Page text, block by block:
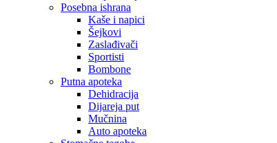
Posebna ishrana
Kaše i napici
Šejkovi
Zaslađivači
Sportisti
Bombone
Putna apoteka
Dehidracija
Dijareja put
Mučnina
Auto apoteka